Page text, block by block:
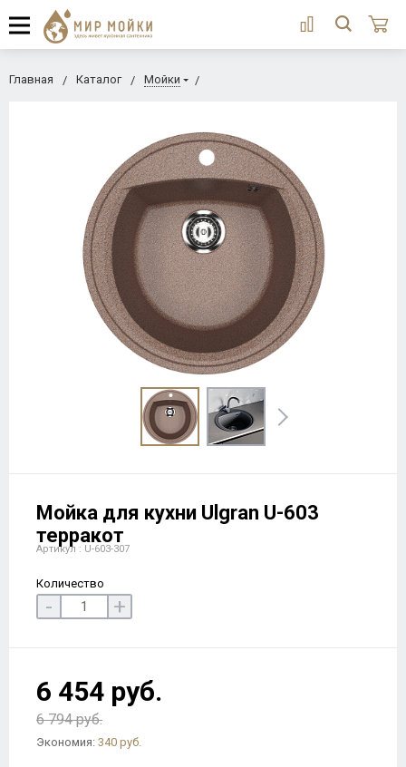
Главная Каталог Мойки
Мойка для кухни Ulgran U-603
терракот
Артикул : U-603-307
Количество
- +
6 454 руб.
6 794 руб.
Экономия: 340 руб.